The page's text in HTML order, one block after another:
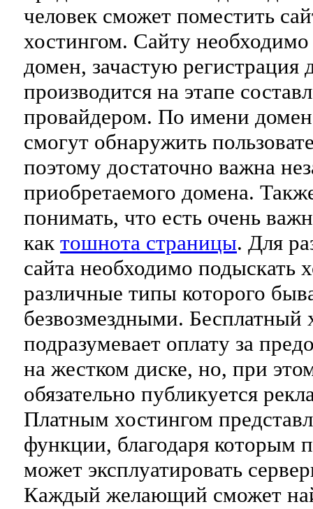
человек сможет поместить
хостингом. Сайту
домен, зачастую регистрация
производится на этапе
провайдером. По имени
смогут обнаружить
поэтому достаточно важна
приобретаемого домена.
понимать, что есть очень
как тошнота страницы. Для
сайта необходимо подыскать
различные типы которого
безвозмездными. Бесплатный
подразумевает оплату за
на жестком диске, но, при
обязательно публикуется
Платным хостингом
функции, благодаря которым
может эксплуатировать
Каждый желающий сможет